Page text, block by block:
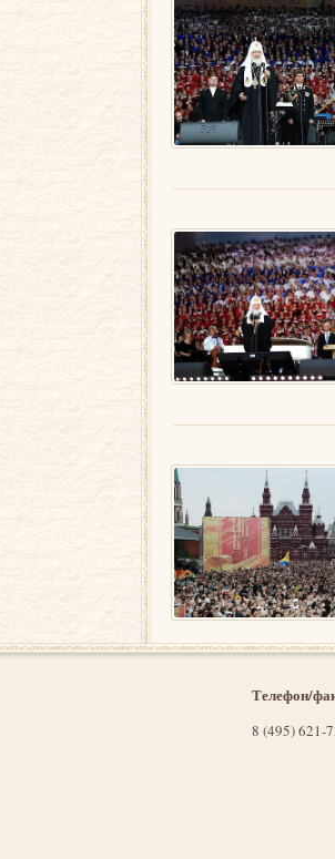
Телефон/
8 (495) 621-